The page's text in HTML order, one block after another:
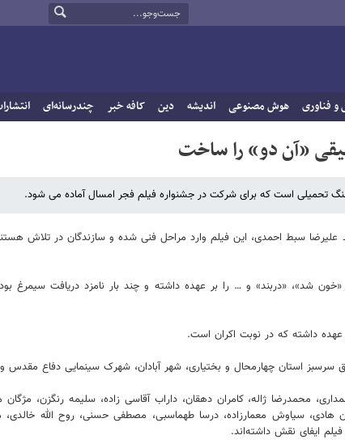
و فناوری هوش مصنوعی اندیشه دین کافه خبر چندرسانه‌ای
«آن دو» را ساخت
تحمیلی است که برای شرکت در جشنواره فیلم فجر امسال آماده می شود.
علیرضا سبط احمدی، این فیلم وارد مراحل فنی شده و سازندگان در تلاش
شد»، «دربند» و … را بر عهده داشته و چند بار نامزد دریافت سیمرغ
داشته که در نوبت اکران است.
استان چهارمحال و بختیاری، شهر آبادان، شهرک سینمایی دفاع مقدس
محمدرضا ژاله، کامران دهقان، داراب آقاسی زاده، سلیمه رنگزن،
هادی، سیاوش معمارزاده، درسا طهماسبی، مصطفی حسنی، روح الله
ایفای نقش داشته‌اند.